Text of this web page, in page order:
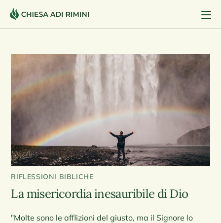
RIFLESSIONI BIBLICHE
La misericordia inesauribile di Dio
"Molte sono le afflizioni del giusto, ma il Signore lo